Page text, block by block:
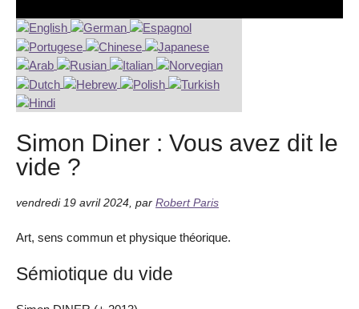
Simon Diner : Vous avez dit le
vide ?
vendredi 19 avril 2024 par Robert Paris
Art, sens commun et physique théorique.
Sémiotique du vide